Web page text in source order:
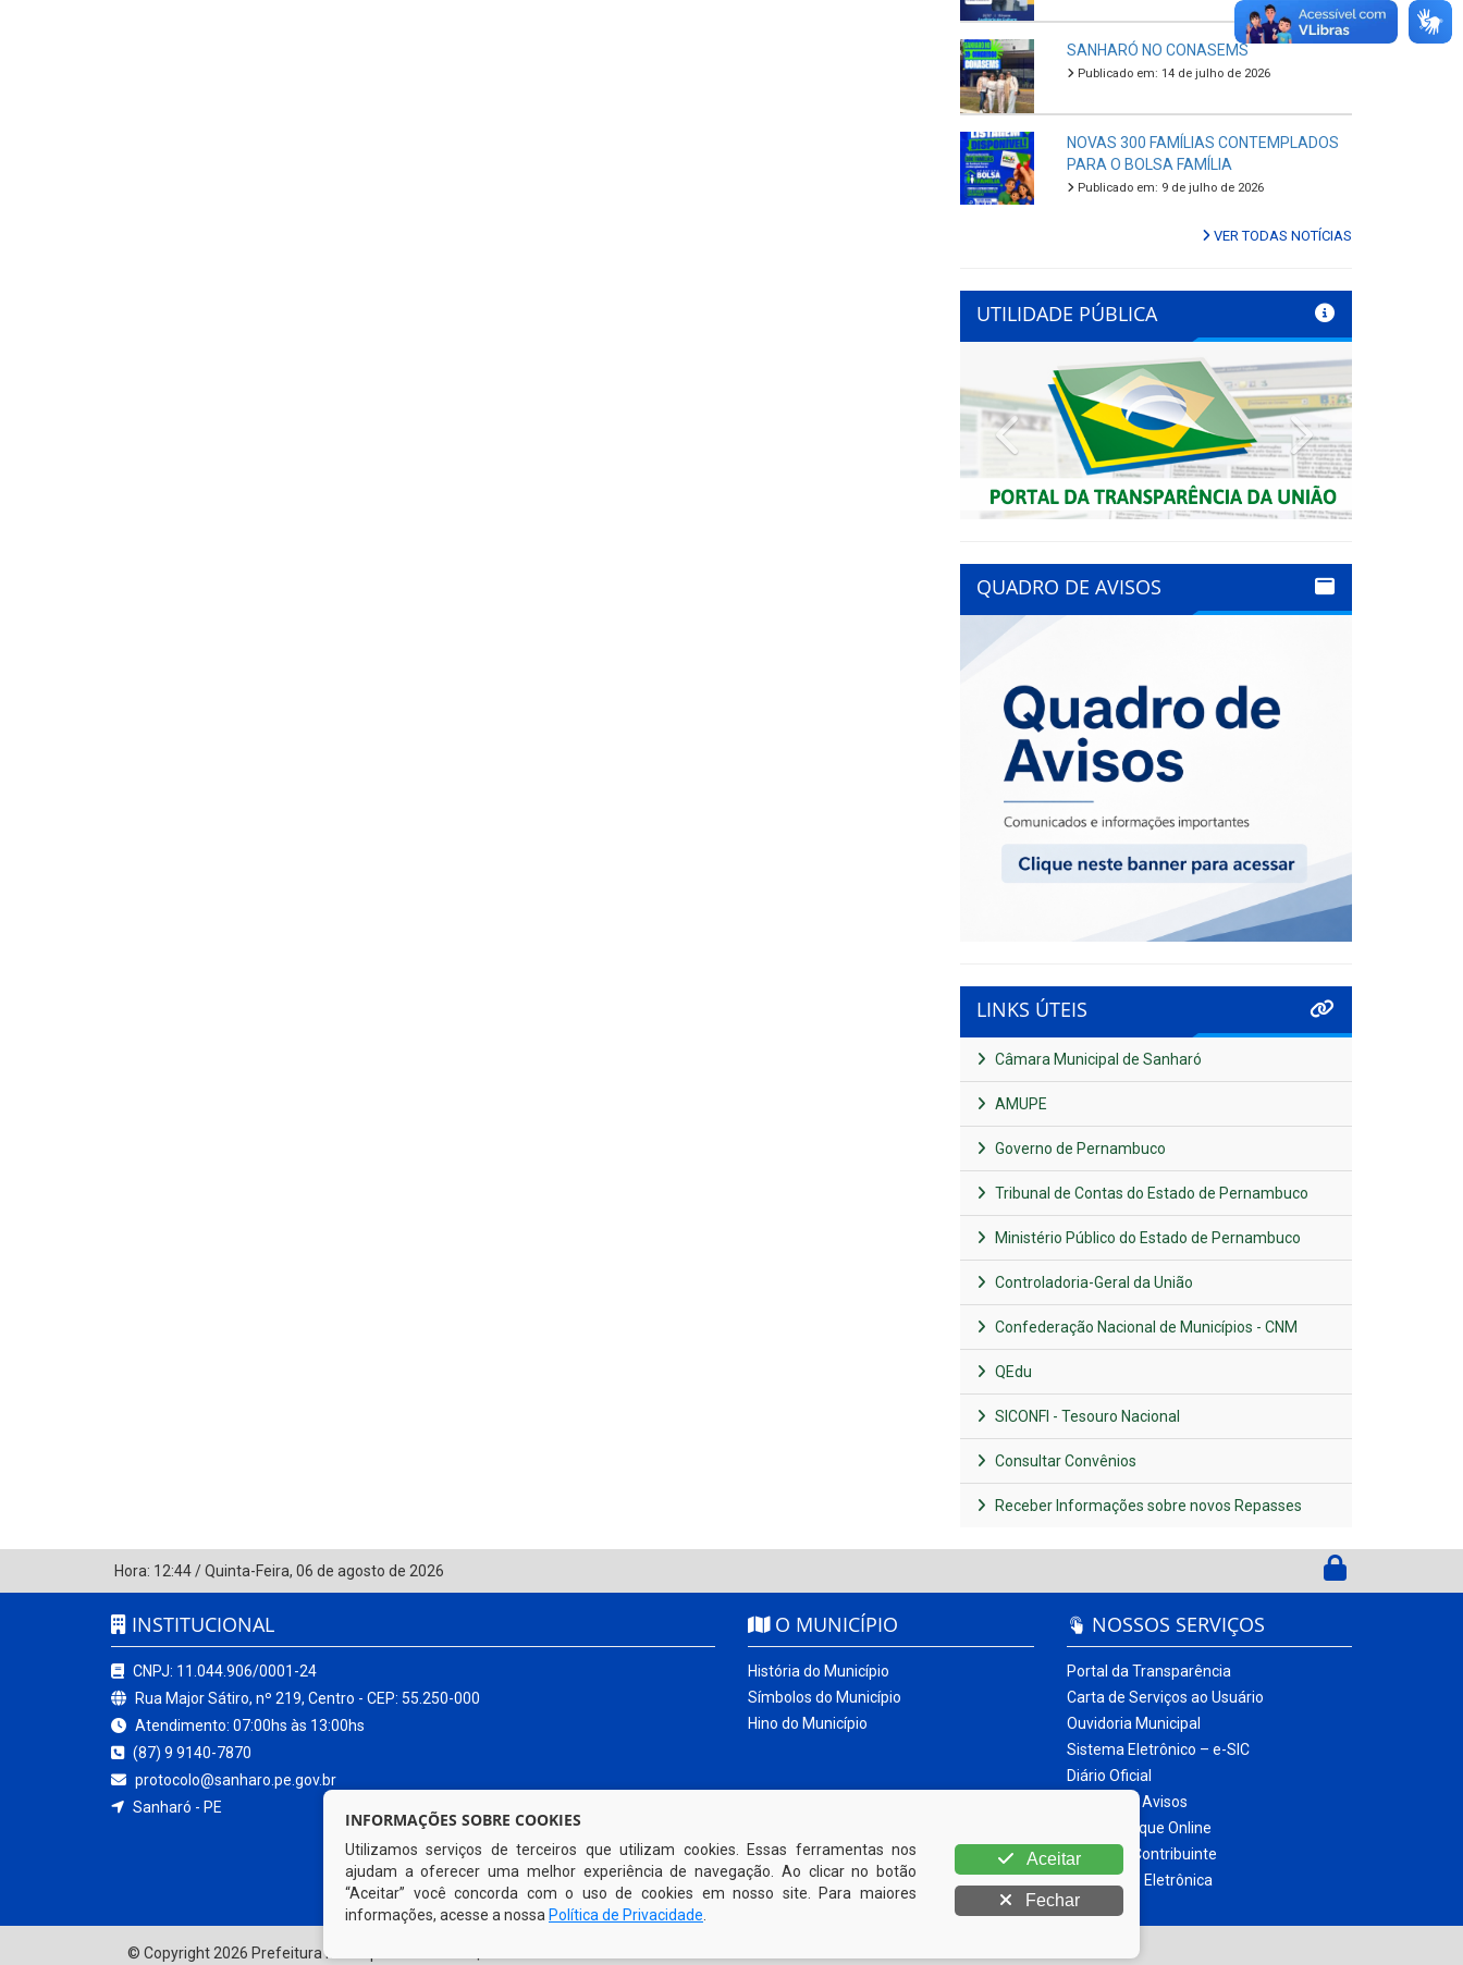
SANHARÓ NO CONASEMS
Publicado em: 14 de julho de 2026
NOVAS 300 FAMÍLIAS CONTEMPLADOS
PARA O BOLSA FAMÍLIA
Publicado em: 9 de julho de 2026
VER TODAS NOTÍCIAS
UTILIDADE PÚBLICA
Previous Next
QUADRO DE AVISOS
LINKS ÚTEIS
Câmara Municipal de Sanharó
AMUPE
Governo de Pernambuco
Tribunal de Contas do Estado de Pernambuco
Ministério Público do Estado de Pernambuco
Controladoria-Geral da União
Confederação Nacional de Municípios - CNM
QEdu
SICONFI - Tesouro Nacional
Consultar Convênios
Receber Informações sobre novos Repasses
Hora: 12:44/Quinta-Feira, 06 de agosto de 2026
INSTITUCIONAL
CNPJ: 11.044.906/0001-24
Rua Major Sátiro, nº 219, Centro - CEP: 55.250-000
Atendimento: 07:00hs às 13:00hs
(87) 9 9140-7870
protocolo@sanharo.pe.gov.br
Sanharó - PE
O MUNICÍPIO
História do Município
Símbolos do Município
Hino do Município
NOSSOS SERVIÇOS
Portal da Transparência
Carta de Serviços ao Usuário
Ouvidoria Municipal
Sistema Eletrônico – e-SIC
Diário Oficial
Quadro de Avisos
Contracheque Online
Portal do Contribuinte
Nota Fiscal Eletrônica
© Copyright 2026 Prefeitura Municipal de Sanharó | Todos os direitos reservados
INFORMAÇÕES SOBRE COOKIES
Utilizamos serviços de terceiros que utilizam cookies. Essas ferramentas nos
ajudam a oferecer uma melhor experiência de navegação. Ao clicar no botão
“Aceitar” você concorda com o uso de cookies em nosso site. Para maiores
informações, acesse a nossa Política de Privacidade
Aceitar
Fechar